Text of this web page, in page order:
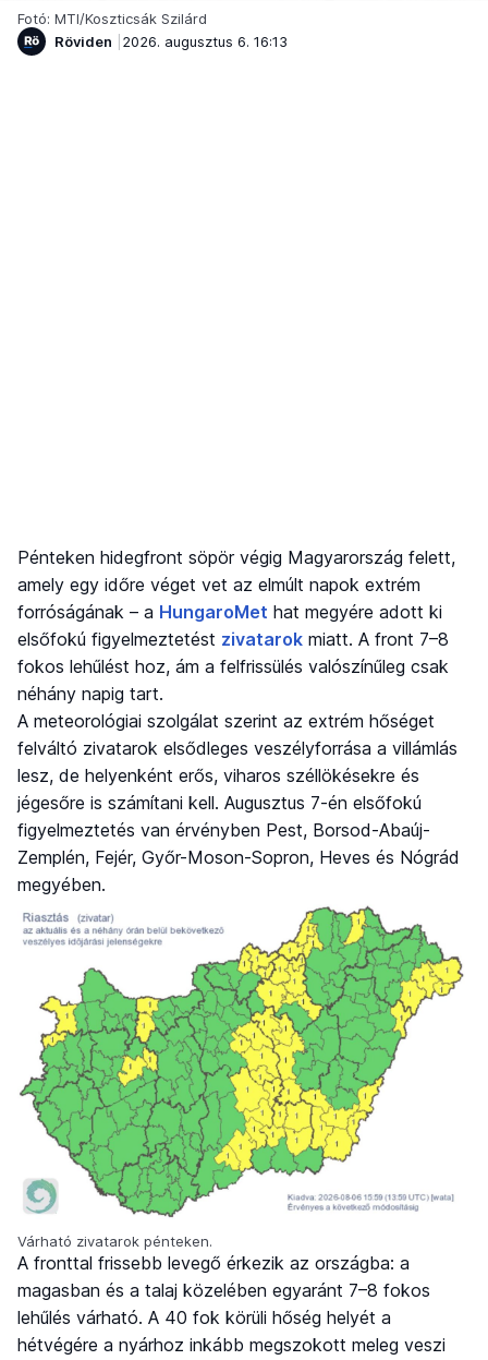
Fotó: MTI/Koszticsák Szilárd
Röviden
2026. augusztus 6. 16:13
Pénteken hidegfront söpör végig Magyarország felett,
amely egy időre véget vet az elmúlt napok extrém
forróságának – a HungaroMet hat megyére adott ki
elsőfokú figyelmeztetést zivatarok miatt. A front 7–8
fokos lehűlést hoz, ám a felfrissülés valószínűleg csak
néhány napig tart.
A meteorológiai szolgálat szerint az extrém hőséget
felváltó zivatarok elsődleges veszélyforrása a villámlás
lesz, de helyenként erős, viharos széllökésekre és
jégesőre is számítani kell. Augusztus 7-én elsőfokú
figyelmeztetés van érvényben Pest, Borsod-Abaúj-
Zemplén, Fejér, Győr-Moson-Sopron, Heves és Nógrád
megyében.
Várható zivatarok pénteken.
A fronttal frissebb levegő érkezik az országba: a
magasban és a talaj közelében egyaránt 7–8 fokos
lehűlés várható. A 40 fok körüli hőség helyét a
hétvégére a nyárhoz inkább megszokott meleg veszi